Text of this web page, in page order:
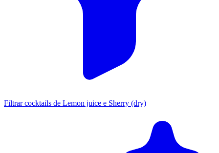
Filtrar cocktails de Lemon juice e Sherry (dry)